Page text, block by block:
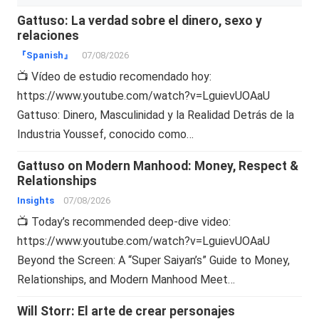
Gattuso: La verdad sobre el dinero, sexo y
relaciones
『Spanish』 07/08/2026
📺 Vídeo de estudio recomendado hoy:
https://www.youtube.com/watch?v=LguievUOAaU
Gattuso: Dinero, Masculinidad y la Realidad Detrás de la
Industria Youssef, conocido como…
Gattuso on Modern Manhood: Money, Respect &
Relationships
Insights 07/08/2026
📺 Today’s recommended deep-dive video:
https://www.youtube.com/watch?v=LguievUOAaU
Beyond the Screen: A “Super Saiyan’s” Guide to Money,
Relationships, and Modern Manhood Meet…
Will Storr: El arte de crear personajes